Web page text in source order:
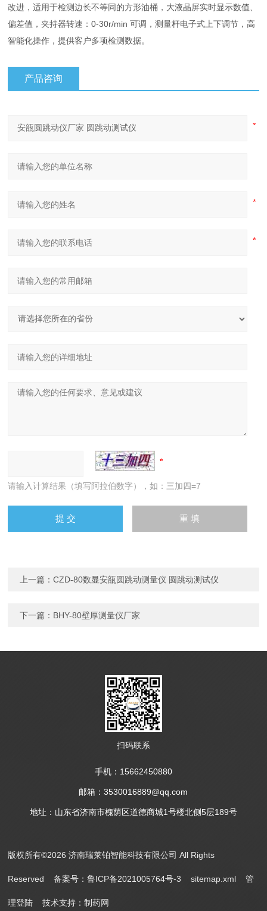
改进，适用于检测边长不等同的方形油桶，大液晶屏实时显示数值、
偏差值，夹持器转速：0-30r/min 可调，测量杆电子式上下调节，高
智能化操作，提供客户多项检测数据。
产品咨询
请输入计算结果（填写阿拉伯数字），如：三加四=7
上一篇：CZD-80数显安瓿圆跳动测量仪 圆跳动测试仪
下一篇： BHY-80壁厚测量仪厂家
扫码联系
手机：15662450880
邮箱：3530016889@qq.com
地址：山东省济南市槐荫区道德商城1号楼北侧5层189号
版权所有©2026 济南瑞莱铂智能科技有限公司 All Rights
Reserved备案号：鲁ICP备2021005764号-3 sitemap.xml 管
理登陆 技术支持：制药网